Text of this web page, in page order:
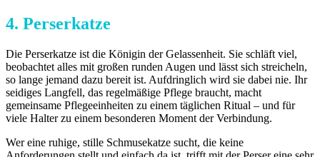
4. Perserkatze
Die Perserkatze ist die Königin der Gelassenheit. Sie schläft viel,
beobachtet alles mit großen runden Augen und lässt sich streicheln,
so lange jemand dazu bereit ist. Aufdringlich wird sie dabei nie. Ihr
seidiges Langfell, das regelmäßige Pflege braucht, macht
gemeinsame Pflegeeinheiten zu einem täglichen Ritual – und für
viele Halter zu einem besonderen Moment der Verbindung.
Wer eine ruhige, stille Schmusekatze sucht, die keine